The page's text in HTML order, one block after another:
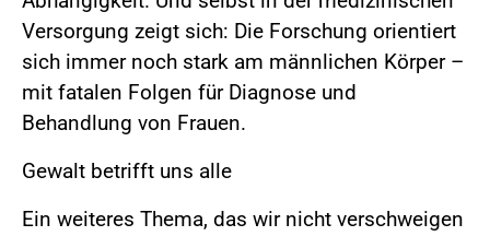
Versorgung zeigt sich: Die Forschung orientiert
sich immer noch stark am männlichen Körper –
mit fatalen Folgen für Diagnose und
Behandlung von Frauen.
Gewalt betrifft uns alle
Ein weiteres Thema, das wir nicht verschweigen